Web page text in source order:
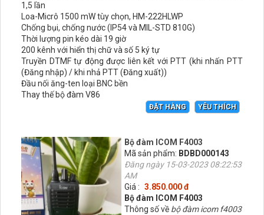
1,5 lần
Loa-Micrô 1500 mW tùy chọn, HM-222HLWP
Chống bụi, chống nước (IP54 và MIL-STD 810G)
Thời lượng pin kéo dài 19 giờ
200 kênh với hiển thị chữ và số 5 ký tự
Truyền DTMF tự động được liên kết với PTT (khi nhấn PTT
(Đăng nhập) / khi nhả PTT (Đăng xuất))
Đầu nối ăng-ten loại BNC bền
Thay thế bộ đàm V86
ĐẶT HÀNG YÊU THÍCH
Bộ đàm ICOM F4003
Mã sản phẩm: BDBD000143
Đăng ngày 15-03-2023 08:22:53
AM
Giá : 3.850.000 đ
Bộ đàm ICOM F4003
Thông số về bộ đàm icom f4003